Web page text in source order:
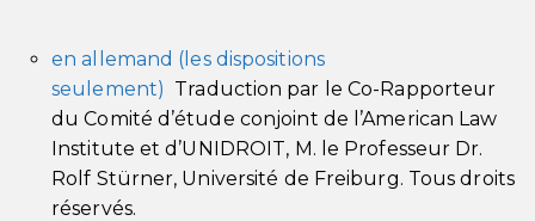
en allemand (les dispositions
seulement) Traduction par le Co-Rapporteur
du Comité d’étude conjoint de l’American Law
Institute et d’UNIDROIT, M. le Professeur Dr.
Rolf Stürner, Université de Freiburg. Tous droits
réservés.